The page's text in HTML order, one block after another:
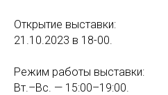
Открытие выставки:
21.10.2023 в 18-00.
Режим работы выставки:
Вт.–Вс. — 15:00–19:00.